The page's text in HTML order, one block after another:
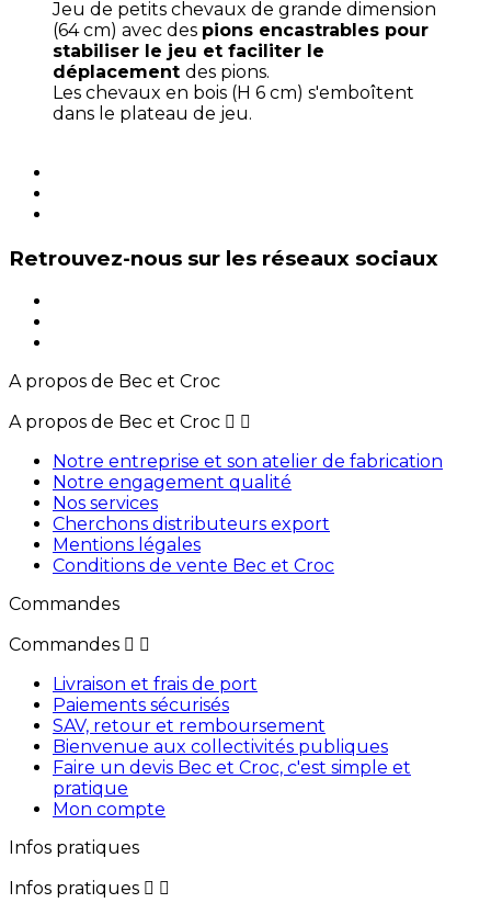
Jeu de petits chevaux de grande dimension
(64 cm) avec des pions encastrables pour
stabiliser le jeu et faciliter le
déplacement des pions.
Les chevaux en bois (H 6 cm) s'emboîtent
dans le plateau de jeu.
Retrouvez-nous sur les réseaux sociaux
A propos de Bec et Croc
A propos de Bec et Croc  
Notre entreprise et son atelier de fabrication
Notre engagement qualité
Nos services
Cherchons distributeurs export
Mentions légales
Conditions de vente Bec et Croc
Commandes
Commandes  
Livraison et frais de port
Paiements sécurisés
SAV, retour et remboursement
Bienvenue aux collectivités publiques
Faire un devis Bec et Croc, c'est simple et
pratique
Mon compte
Infos pratiques
Infos pratiques  